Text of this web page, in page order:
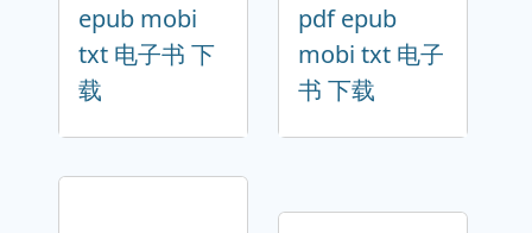
epub mobi
txt 电子书 下
载
pdf epub
mobi txt 电子
书 下载